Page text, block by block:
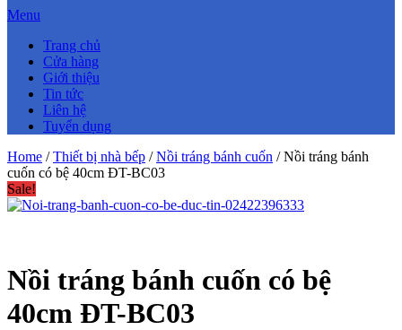
Menu
Trang chủ
Cửa hàng
Giới thiệu
Tin tức
Liên hệ
Tuyển dụng
Home /Thiết bị nhà bếp /Nồi tráng bánh cuốn / Nồi tráng bánh
cuốn có bệ 40cm ĐT-BC03
Sale!
Nồi tráng bánh cuốn có bệ
40cm ĐT-BC03